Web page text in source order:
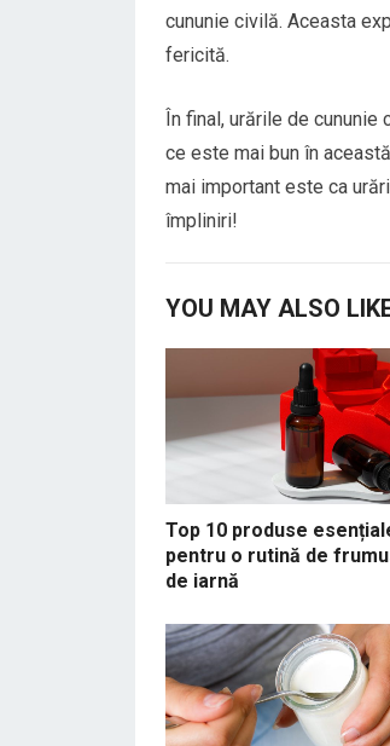
cununie civilă. Aceasta
fericită.
În final, urările de
ce este mai bun în
mai important este ca
împliniri!
YOU MAY ALSO
Top 10 produse
pentru o rutină de
de iarnă